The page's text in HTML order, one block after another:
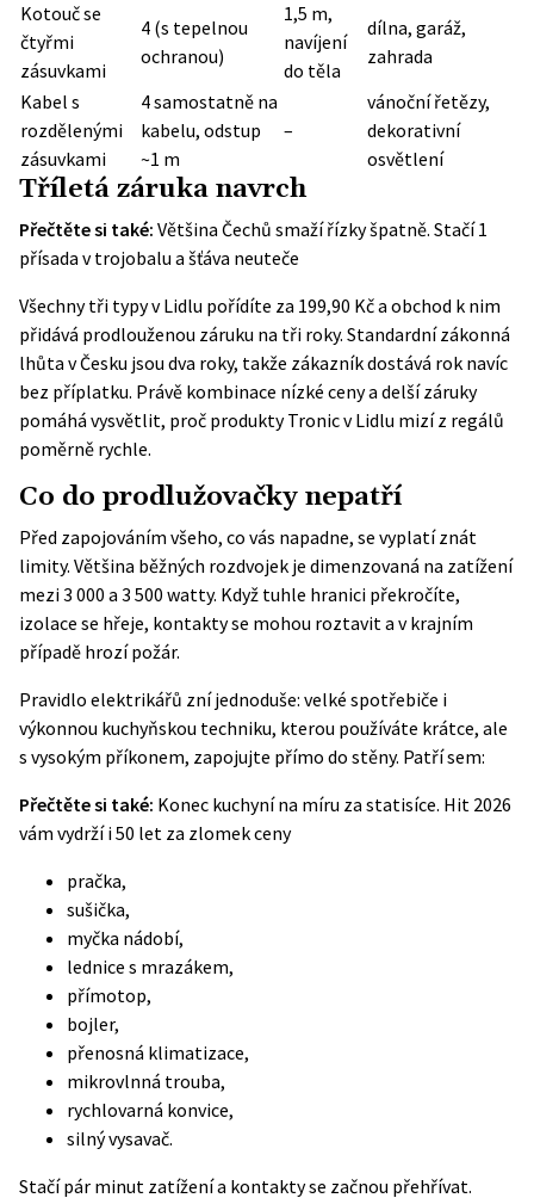
Kotouč se
čtyřmi
zásuvkami
4 (s tepelnou
ochranou)
1,5 m,
navíjení
do těla
dílna, garáž,
zahrada
Kabel s
rozdělenými
zásuvkami
4 samostatně na
kabelu, odstup
~1 m
–
vánoční řetězy,
dekorativní
osvětlení
Tříletá záruka navrch
Přečtěte si také: Většina Čechů smaží řízky špatně. Stačí 1
přísada v trojobalu a šťáva neuteče
Všechny tři typy v Lidlu pořídíte za 199,90 Kč a obchod k nim
přidává prodlouženou záruku na tři roky. Standardní zákonná
lhůta v Česku jsou dva roky, takže zákazník dostává rok navíc
bez příplatku. Právě kombinace nízké ceny a delší záruky
pomáhá vysvětlit, proč produkty Tronic v Lidlu mizí z regálů
poměrně rychle.
Co do prodlužovačky nepatří
Před zapojováním všeho, co vás napadne, se vyplatí znát
limity. Většina běžných rozdvojek je dimenzovaná na zatížení
mezi 3 000 a 3 500 watty. Když tuhle hranici překročíte,
izolace se hřeje, kontakty se mohou roztavit a v krajním
případě hrozí požár.
Pravidlo elektrikářů zní jednoduše: velké spotřebiče i
výkonnou kuchyňskou techniku, kterou používáte krátce, ale
s vysokým příkonem, zapojujte přímo do stěny. Patří sem:
Přečtěte si také: Konec kuchyní na míru za statisíce. Hit 2026
vám vydrží i 50 let za zlomek ceny
pračka,
sušička,
myčka nádobí,
lednice s mrazákem,
přímotop,
bojler,
přenosná klimatizace,
mikrovlnná trouba,
rychlovarná konvice,
silný vysavač.
Stačí pár minut zatížení a kontakty se začnou přehřívat.